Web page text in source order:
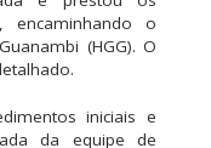
encaminhando o
(HGG). O
iniciais e
da equipe de